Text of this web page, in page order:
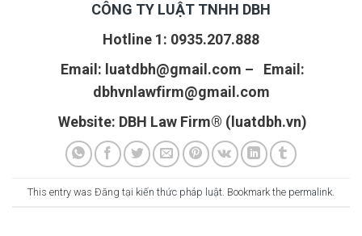
CÔNG TY LUẬT TNHH DBH
Hotline 1: 0935.207.888
Email: luatdbh@gmail.com – Email:
dbhvnlawfirm@gmail.com
Website: DBH Law Firm® (luatdbh.vn)
This entry was Đăng tại kiến thức pháp luật . Bookmark the permalink